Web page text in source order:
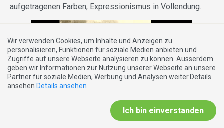
aufgetragenen Farben, Expressionismus in Vollendung.
Bild: Amiet mit Churchill, 1952
Wir verwenden Cookies, um Inhalte und Anzeigen zu
personalisieren, Funktionen für soziale Medien anbieten und
Zugriffe auf unsere Webseite analysieren zu können. Ausserdem
geben wir Informationen zur Nutzung unserer Webseite an unsere
Partner für soziale Medien, Werbung und Analysen weiter.Details
ansehen Details ansehen
Ich bin einverstanden